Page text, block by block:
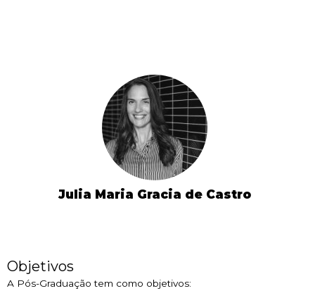
Julia Maria Gracia de Castro
Objetivos
A Pós-Graduação tem como objetivos: